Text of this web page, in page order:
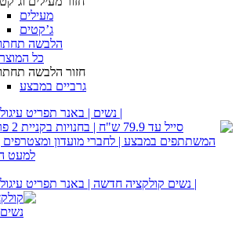
מעילים
ג’קטים
הלבשה
כל
חזור הלבשה
גרביים במבצע
| נשים | באנר תפריט
| נשים קולקציה חדשה | באנר תפריט עיגולים